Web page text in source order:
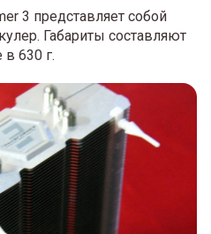
3 представляет собой
Габариты составляют
630 г.